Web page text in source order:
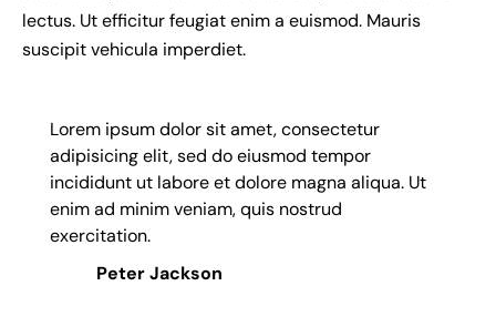
lectus. Ut efficitur feugiat enim a euismod. Mauris
suscipit vehicula imperdiet.
Lorem ipsum dolor sit amet, consectetur
adipisicing elit, sed do eiusmod tempor
incididunt ut labore et dolore magna aliqua. Ut
enim ad minim veniam, quis nostrud
exercitation.
Peter Jackson